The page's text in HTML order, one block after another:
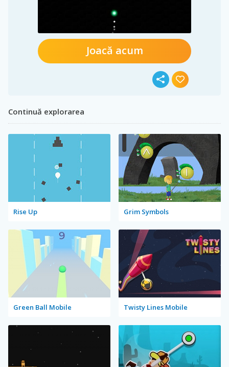
Joacă acum
Continuă explorarea
Rise Up Grim Symbols
Green Ball Mobile Twisty Lines Mobile